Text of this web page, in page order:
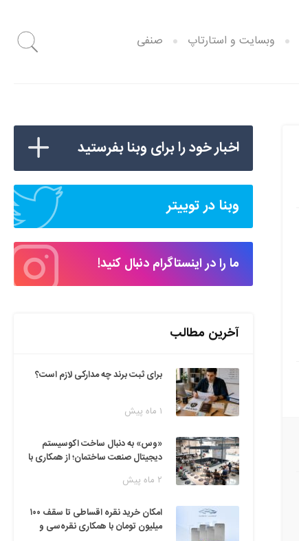
وبسایت و استارتاپ صنفی
اخبار خود را برای وبنا بفرستید
وبنا در توییتر
ما را در اینستاگرام دنبال کنید!
آخرین مطالب
برای ثبت برند چه مدارکی لازم است؟
۱ ماه پیش
«وس» به دنبال ساخت اکوسیستم
دیجیتال صنعت ساختمان؛ از همکاری با
فناوری۲ ماه پیش
امکان خرید نقره اقساطی تا سقف ۱۰۰
میلیون تومان با همکاری نقره‌سی و